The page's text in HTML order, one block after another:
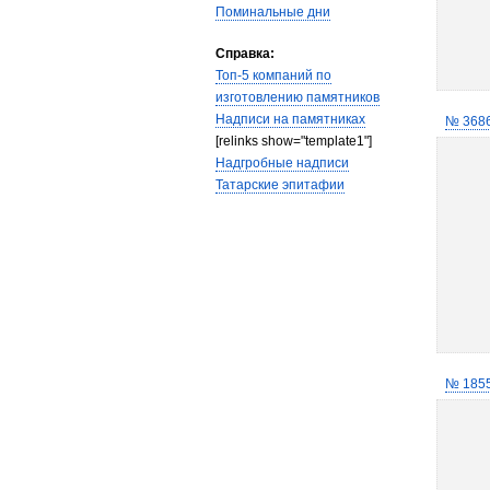
Поминальные дни
Справка:
Топ-5 компаний по
изготовлению памятников
Надписи на памятниках
[relinks show="template1"]
Надгробные надписи
Татарские эпитафии
№
№